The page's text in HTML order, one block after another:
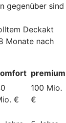
gegenüber sind
Deckakt
Monate nach
premium
€
100 Mio.
€